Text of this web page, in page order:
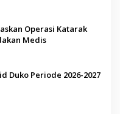
Operasi Katarak
Medis
Duko Periode 2026-2027